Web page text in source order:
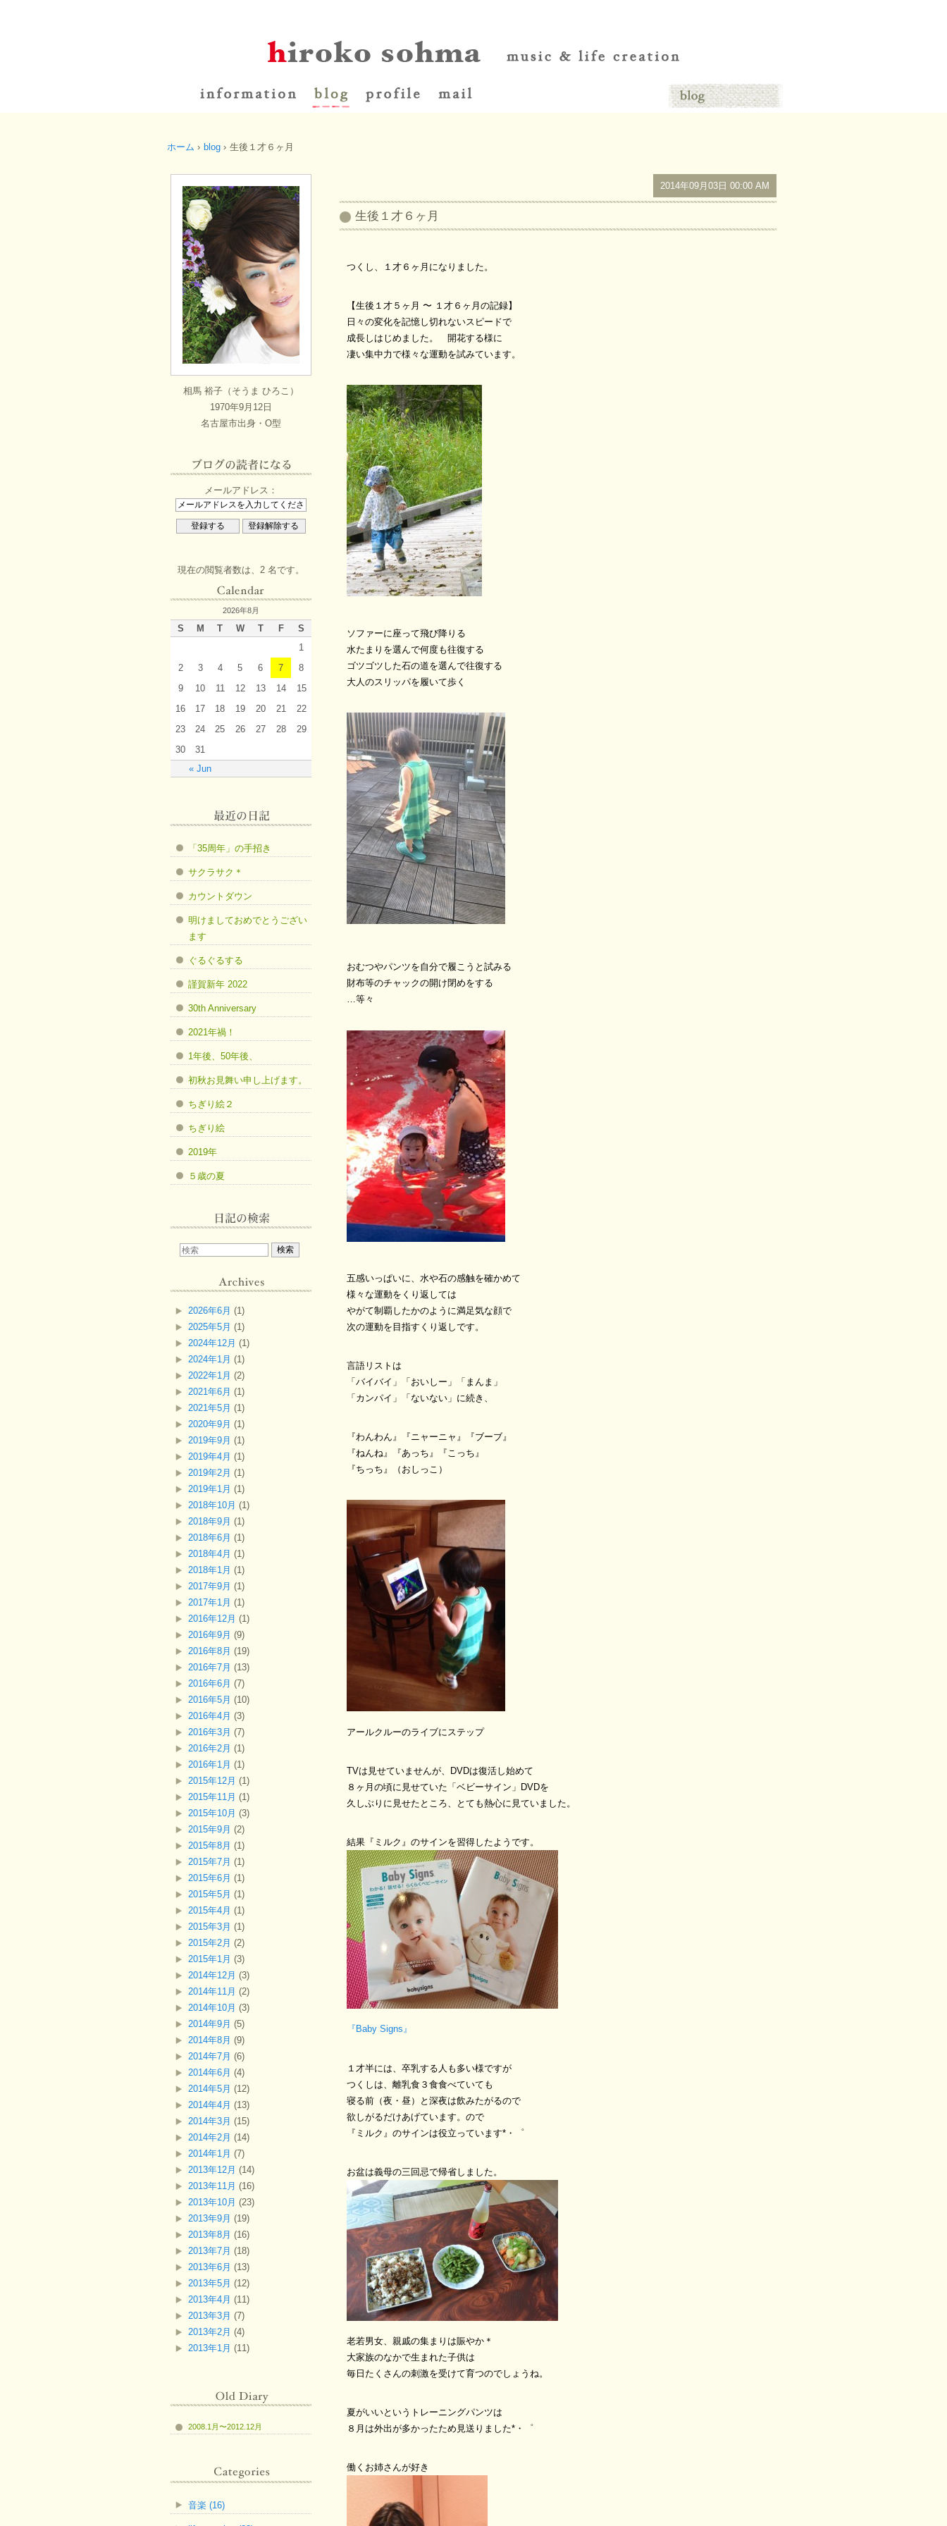
ホーム › blog › 生後１才６ヶ月
2014年09月03日 00:00 AM
生後１才６ヶ月
つくし、１才６ヶ月になりました。
【生後１才５ヶ月 〜 １才６ヶ月の記録】
日々の変化を記憶し切れないスピードで
成長しはじめました。 開花する様に
凄い集中力で様々な運動を試みています。
ソファーに座って飛び降りる
水たまりを選んで何度も往復する
ゴツゴツした石の道を選んで往復する
大人のスリッパを履いて歩く
おむつやパンツを自分で履こうと試みる
財布等のチャックの開け閉めをする
…等々
五感いっぱいに、水や石の感触を確かめて
様々な運動をくり返しては
やがて制覇したかのように満足気な顔で
次の運動を目指すくり返しです。
言語リストは
「バイバイ」「おいしー」「まんま」
「カンパイ」「ないない」に続き、
『わんわん』『ニャーニャ』『ブーブ』
『ねんね』『あっち』『こっち』
『ちっち』（おしっこ）
アールクルーのライブにステップ
TVは見せていませんが、DVDは復活し始めて
８ヶ月の頃に見せていた「ベビーサイン」DVDを
久しぶりに見せたところ、とても熱心に見ていました。
結果『ミルク』のサインを習得したようです。
『Baby Signs』
１才半には、卒乳する人も多い様ですが
つくしは、離乳食３食食べていても
寝る前（夜・昼）と深夜は飲みたがるので
欲しがるだけあげています。ので
『ミルク』のサインは役立っています*・゜
お盆は義母の三回忌で帰省しました。
老若男女、親戚の集まりは賑やか＊
大家族のなかで生まれた子供は
毎日たくさんの刺激を受けて育つのでしょうね。
夏がいいというトレーニングパンツは
８月は外出が多かったため見送りました*・゜
働くお姉さんが好き
相馬 裕子（そうま ひろこ）
1970年9月12日
名古屋市出身・O型
メールアドレス：
現在の閲覧者数は、2 名です。
2026年8月
S M T W T F S
« Jun
1
2
3 4 5 6 7
8
9
10 11 12 13 14
15
16
17 18 19 20 21
22
23
24 25 26 27 28
29
30
31
「35周年」の手招き
サクラサク＊
カウントダウン
明けましておめでとうござい
ます
ぐるぐるする
謹賀新年 2022
30th Anniversary
2021年禍！
1年後、50年後、
初秋お見舞い申し上げます。
ちぎり絵２
ちぎり絵
2019年
５歳の夏
2026年6月 (1)
2025年5月 (1)
2024年12月 (1)
2024年1月 (1)
2022年1月 (2)
2021年6月 (1)
2021年5月 (1)
2020年9月 (1)
2019年9月 (1)
2019年4月 (1)
2019年2月 (1)
2019年1月 (1)
2018年10月 (1)
2018年9月 (1)
2018年6月 (1)
2018年4月 (1)
2018年1月 (1)
2017年9月 (1)
2017年1月 (1)
2016年12月 (1)
2016年9月 (9)
2016年8月 (19)
2016年7月 (13)
2016年6月 (7)
2016年5月 (10)
2016年4月 (3)
2016年3月 (7)
2016年2月 (1)
2016年1月 (1)
2015年12月 (1)
2015年11月 (1)
2015年10月 (3)
2015年9月 (2)
2015年8月 (1)
2015年7月 (1)
2015年6月 (1)
2015年5月 (1)
2015年4月 (1)
2015年3月 (1)
2015年2月 (2)
2015年1月 (3)
2014年12月 (3)
2014年11月 (2)
2014年10月 (3)
2014年9月 (5)
2014年8月 (9)
2014年7月 (6)
2014年6月 (4)
2014年5月 (12)
2014年4月 (13)
2014年3月 (15)
2014年2月 (14)
2014年1月 (7)
2013年12月 (14)
2013年11月 (16)
2013年10月 (23)
2013年9月 (19)
2013年8月 (16)
2013年7月 (18)
2013年6月 (13)
2013年5月 (12)
2013年4月 (11)
2013年3月 (7)
2013年2月 (4)
2013年1月 (11)
2008.1月〜2012.12月
音楽 (16)